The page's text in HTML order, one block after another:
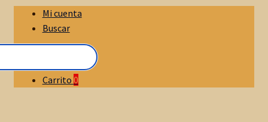
Mi cuenta
Buscar
Carrito 0